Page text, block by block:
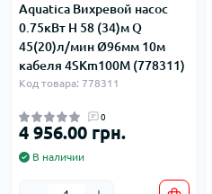
Aquatica Вихревой насос
0.75кВт H 58 (34)м Q
45(20)л/мин Ø96мм 10м
кабеля 4SKm100M (778311)
Код товара: 778311
0
4 956.00 грн.
В наличии